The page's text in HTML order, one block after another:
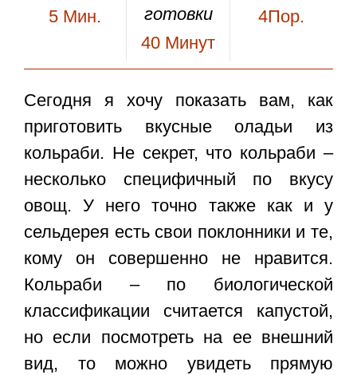
5 Мин.
готовки
40 Минут
4Пор.
Сегодня я хочу показать вам, как
приготовить вкусные оладьи из
кольраби. Не секрет, что кольраби –
несколько специфичный по вкусу
овощ. У него точно также как и у
сельдерея есть свои поклонники и те,
кому он совершенно не нравится.
Кольраби – по биологической
классификации считается капустой,
но если посмотреть на ее внешний
вид, то можно увидеть прямую